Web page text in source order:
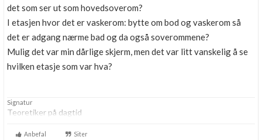
det som ser ut som hovedsoverom?
I etasjen hvor det er vaskerom: bytte om bod og vaskerom så
det er adgang nærme bad og da også soverommene?
Mulig det var min dårlige skjerm, men det var litt vanskelig å se
hvilken etasje som var hva?
Signatur
Teoretiker på dagtid
Anbefal Siter